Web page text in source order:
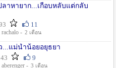
าหายาก...เกือบหลับแต่กลับ
11
rachalo - 2 เดือน
...แม่น้ำน้อยอยุธยา
9
aberenger - 3 เดือน